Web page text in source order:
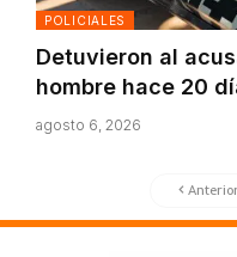
POLICIALES
Detuvieron al
hombre hace 20
agosto 6, 2026